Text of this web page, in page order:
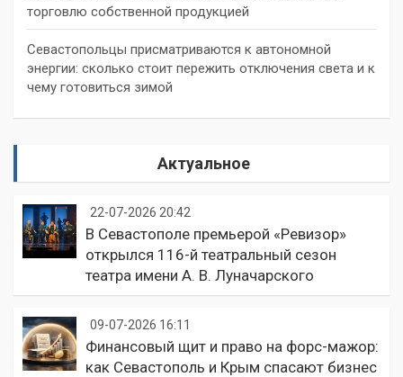
торговлю собственной продукцией
Севастопольцы присматриваются к автономной
энергии: сколько стоит пережить отключения света и к
чему готовиться зимой
Актуальное
22-07-2026 20:42
В Севастополе премьерой «Ревизор»
открылся 116-й театральный сезон
театра имени А. В. Луначарского
09-07-2026 16:11
Финансовый щит и право на форс-мажор:
как Севастополь и Крым спасают бизнес